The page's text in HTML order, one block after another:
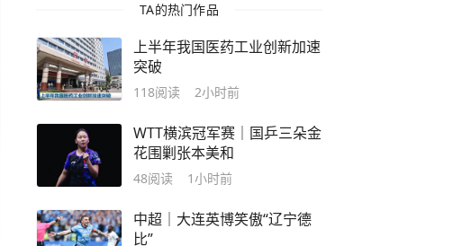
TA的热门作品
上半年我国医药工业创新加速
突破
118阅读 2小时前
WTT横滨冠军赛｜国乒三朵金
花围剿张本美和
48阅读 1小时前
中超｜大连英博笑傲“辽宁德
比”